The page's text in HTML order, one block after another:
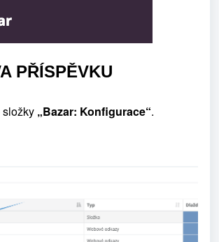
PŘÍSPĚVKU
složky „Bazar: Konfigurace“.